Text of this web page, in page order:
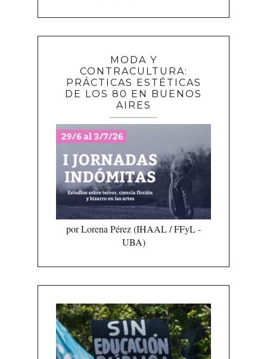
MODA Y
CONTRACULTURA:
PRÁCTICAS ESTÉTICAS
DE LOS 80 EN BUENOS
AIRES
por Lorena Pérez (IHAAL / FFyL -
UBA)